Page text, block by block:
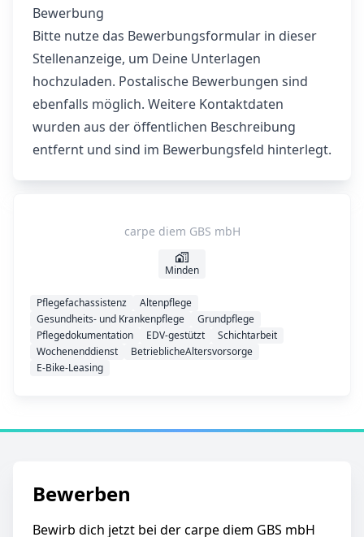
Bewerbung
Bitte nutze das Bewerbungsformular in dieser
Stellenanzeige, um Deine Unterlagen
hochzuladen. Postalische Bewerbungen sind
ebenfalls möglich. Weitere Kontaktdaten
wurden aus der öffentlichen Beschreibung
entfernt und sind im Bewerbungsfeld hinterlegt.
carpe diem GBS mbH
Minden
Pflegefachassistenz
Altenpflege
Gesundheits- und Krankenpflege
Grundpflege
Pflegedokumentation
EDV-gestützt
Schichtarbeit
Wochenenddienst
BetrieblicheAltersvorsorge
E-Bike-Leasing
Bewerben
Bewirb dich jetzt bei der carpe diem GBS mbH